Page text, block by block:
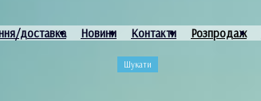
доставка Новини Контакти Розпродаж
Шукати